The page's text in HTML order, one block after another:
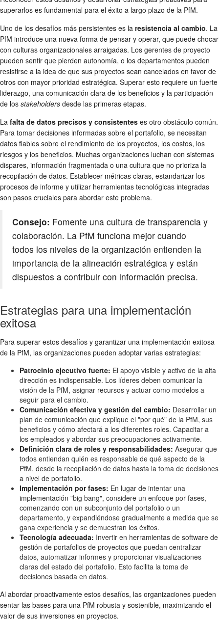
superarlos es fundamental para el éxito a largo plazo de la PfM.
Uno de los desafíos más persistentes es la resistencia al cambio. La
PfM introduce una nueva forma de pensar y operar, que puede chocar
con culturas organizacionales arraigadas. Los gerentes de proyecto
pueden sentir que pierden autonomía, o los departamentos pueden
resistirse a la idea de que sus proyectos sean cancelados en favor de
otros con mayor prioridad estratégica. Superar esto requiere un fuerte
liderazgo, una comunicación clara de los beneficios y la participación
de los stakeholders desde las primeras etapas.
La falta de datos precisos y consistentes es otro obstáculo común.
Para tomar decisiones informadas sobre el portafolio, se necesitan
datos fiables sobre el rendimiento de los proyectos, los costos, los
riesgos y los beneficios. Muchas organizaciones luchan con sistemas
dispares, información fragmentada o una cultura que no prioriza la
recopilación de datos. Establecer métricas claras, estandarizar los
procesos de informe y utilizar herramientas tecnológicas integradas
son pasos cruciales para abordar este problema.
Consejo: Fomente una cultura de transparencia y
colaboración. La PfM funciona mejor cuando
todos los niveles de la organización entienden la
importancia de la alineación estratégica y están
dispuestos a contribuir con información precisa.
Estrategias para una implementación
exitosa
Para superar estos desafíos y garantizar una implementación exitosa
de la PfM, las organizaciones pueden adoptar varias estrategias:
Patrocinio ejecutivo fuerte: El apoyo visible y activo de la alta
dirección es indispensable. Los líderes deben comunicar la
visión de la PfM, asignar recursos y actuar como modelos a
seguir para el cambio.
Comunicación efectiva y gestión del cambio: Desarrollar un
plan de comunicación que explique el "por qué" de la PfM, sus
beneficios y cómo afectará a los diferentes roles. Capacitar a
los empleados y abordar sus preocupaciones activamente.
Definición clara de roles y responsabilidades: Asegurar que
todos entiendan quién es responsable de qué aspecto de la
PfM, desde la recopilación de datos hasta la toma de decisiones
a nivel de portafolio.
Implementación por fases: En lugar de intentar una
implementación "big bang", considere un enfoque por fases,
comenzando con un subconjunto del portafolio o un
departamento, y expandiéndose gradualmente a medida que se
gana experiencia y se demuestran los éxitos.
Tecnología adecuada: Invertir en herramientas de software de
gestión de portafolios de proyectos que puedan centralizar
datos, automatizar informes y proporcionar visualizaciones
claras del estado del portafolio. Esto facilita la toma de
decisiones basada en datos.
Al abordar proactivamente estos desafíos, las organizaciones pueden
sentar las bases para una PfM robusta y sostenible, maximizando el
valor de sus inversiones en proyectos.